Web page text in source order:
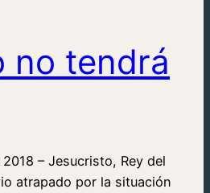
no tendrá
– Jesucristo, Rey del
atrapado por la situación